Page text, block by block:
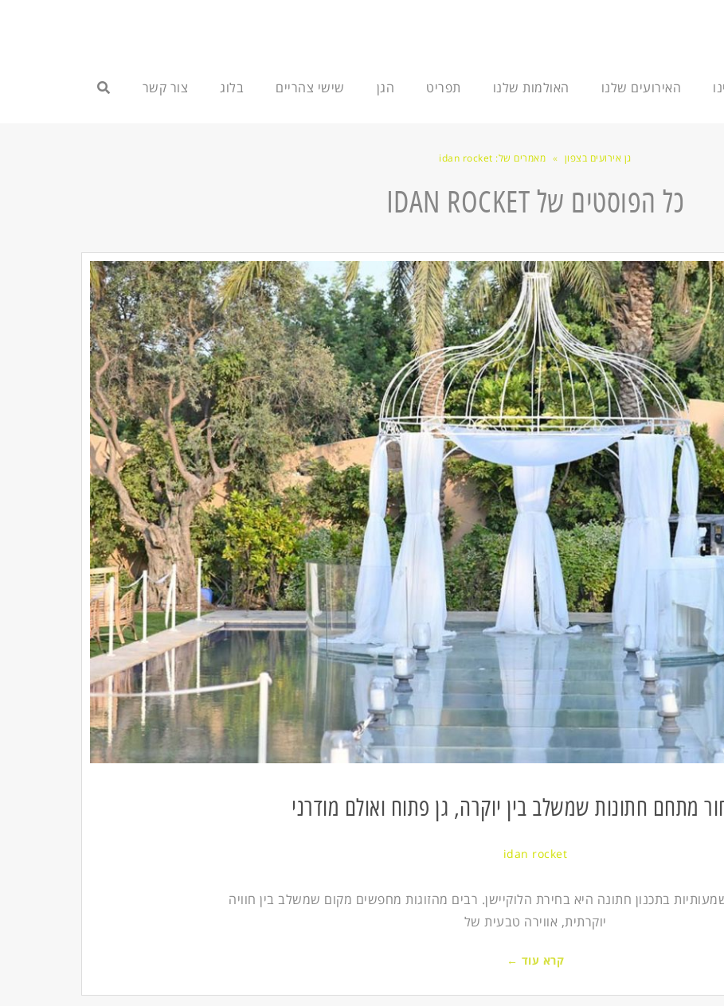
האירועים שלנו האולמות שלנו תפריט הגן שישי צהריים בלוג צור קשר
גן אירועים בצפון » מאמרים של: idan rocket
כל הפוסטים של IDAN ROCKET
מתחם חתונות שמשלב בין יוקרה, גן פתוח ואולם מודרני
idan rocket
בתכנון חתונה היא בחירת הלוקיישן. רבים מהזוגות מחפשים מקום שמשלב בין חוויה
יוקרתית, אווירה טבעית של
קרא עוד ←